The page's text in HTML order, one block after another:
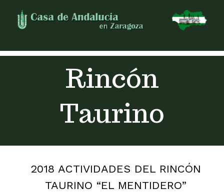
Rincón
Taurino
2018 ACTIVIDADES DEL RINCÓN
TAURINO “EL MENTIDERO”